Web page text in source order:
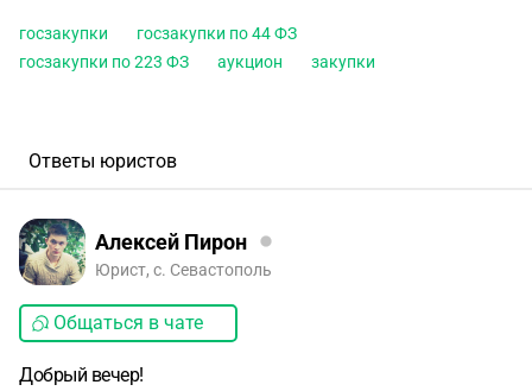
госзакупки
госзакупки по 44 ФЗ
госзакупки по 223 ФЗ
аукцион закупки
Ответы юристов
Алексей Пирон
Юрист, с. Севастополь
Общаться в чате
Добрый вечер!